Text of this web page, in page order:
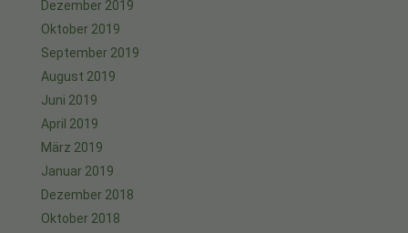
Dezember 2019
Oktober 2019
September 2019
August 2019
Juni 2019
April 2019
März 2019
Januar 2019
Dezember 2018
Oktober 2018